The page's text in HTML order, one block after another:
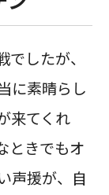
でしたが、
に素晴らし
来てくれ
ときでもオ
声援が、自